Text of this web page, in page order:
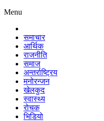
Menu
समाचार
आर्थिक
राजनीति
समाज
अन्तर्राष्ट्रिय
मनोरन्जन
खेलकुद
स्वास्थ्य
रोचक
भिडियो